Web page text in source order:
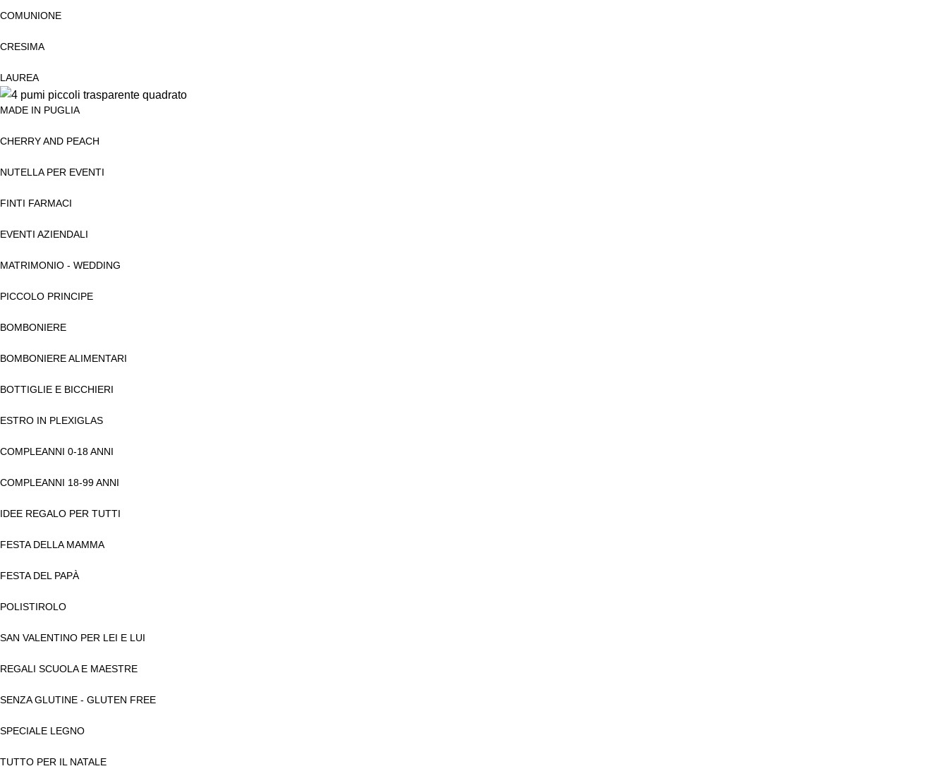
COMUNIONE
CRESIMA
LAUREA
MADE IN PUGLIA
CHERRY AND PEACH
NUTELLA PER EVENTI
FINTI FARMACI
EVENTI AZIENDALI
MATRIMONIO - WEDDING
PICCOLO PRINCIPE
BOMBONIERE
BOMBONIERE ALIMENTARI
BOTTIGLIE E BICCHIERI
ESTRO IN PLEXIGLAS
COMPLEANNI 0-18 ANNI
COMPLEANNI 18-99 ANNI
IDEE REGALO PER TUTTI
FESTA DELLA MAMMA
FESTA DEL PAPÀ
POLISTIROLO
SAN VALENTINO PER LEI E LUI
REGALI SCUOLA E MAESTRE
SENZA GLUTINE - GLUTEN FREE
SPECIALE LEGNO
TUTTO PER IL NATALE